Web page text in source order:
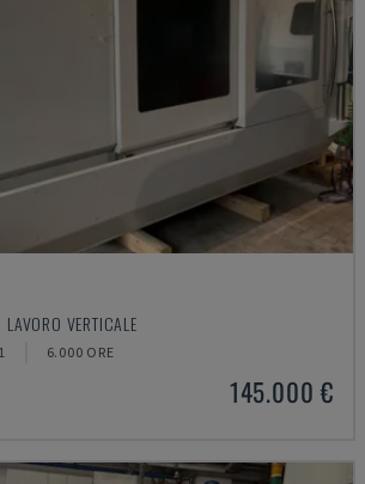
VERTICALE
6.000 ORE
145.000 €